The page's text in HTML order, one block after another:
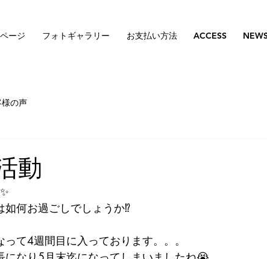
ージ フォトギャラリー お支払い方法 ACCESS
様の声
動
如何お過ごしでしょうか⁉️
て4週間目に入っております。。。